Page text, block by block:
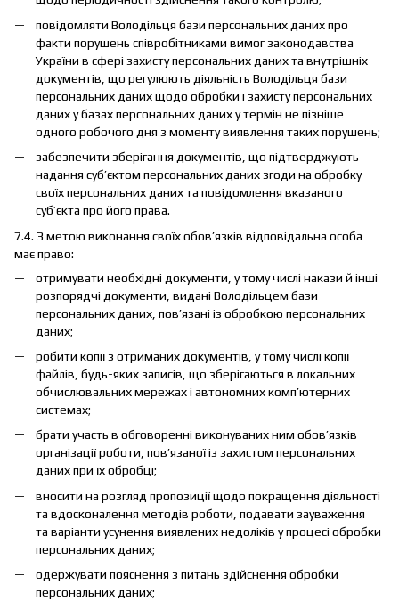
повідомляти Володільця бази персональних даних про
факти порушень співробітниками вимог законодавства
України в сфері захисту персональних даних та внутрішніх
документів, що регулюють діяльність Володільця бази
персональних даних щодо обробки і захисту персональних
даних у базах персональних даних у термін не пізніше
одного робочого дня з моменту виявлення таких порушень;
забезпечити зберігання документів, що підтверджують
надання суб’єктом персональних даних згоди на обробку
своїх персональних даних та повідомлення вказаного
суб’єкта про його права.
7.4. З метою виконання своїх обов’язків відповідальна особа
має право:
отримувати необхідні документи, у тому числі накази й інші
розпорядчі документи, видані Володільцем бази
персональних даних, пов’язані із обробкою персональних
даних;
робити копії з отриманих документів, у тому числі копії
файлів, будь-яких записів, що зберігаються в локальних
обчислювальних мережах і автономних комп’ютерних
системах;
брати участь в обговоренні виконуваних ним обов’язків
організації роботи, пов’язаної із захистом персональних
даних при їх обробці;
вносити на розгляд пропозиції щодо покращення діяльності
та вдосконалення методів роботи, подавати зауваження
та варіанти усунення виявлених недоліків у процесі обробки
персональних даних;
одержувати пояснення з питань здійснення обробки
персональних даних;